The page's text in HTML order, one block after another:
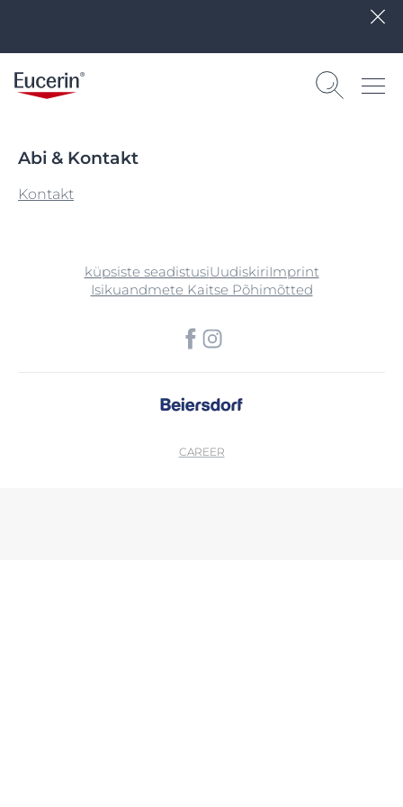
Abi & Kontakt
Kontakt
küpsiste seadistusiUudiskiriImprint
Isikuandmete Kaitse Põhimõtted
CAREER